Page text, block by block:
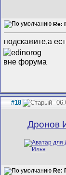
Re:
подскажите,а
#18
Дронов
Re: